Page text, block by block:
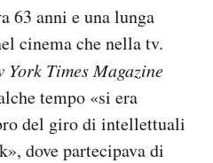
63 anni e una lunga
cinema che nella tv.
York Times Magazine
tempo «si era
del giro di intellettuali
dove partecipava di